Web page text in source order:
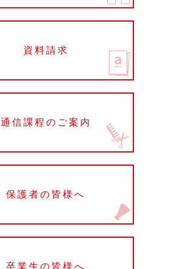
資料請求
通信課程のご案内
保護者の皆様へ
卒業生の皆様へ